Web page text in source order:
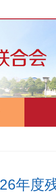
年度